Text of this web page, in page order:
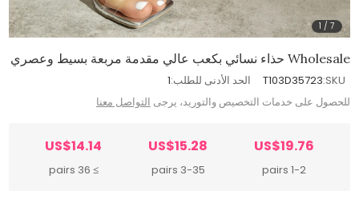
1 /7
Wholesale حذاء نسائي بكعب عالي مقدمة مربعة بسيط وعصري
SKU:
T103D35723 الحد الأدنى للطلب:1
للحصول على خدمات التخصيص والتوريد، يرجى التواصل معنا
US$19.76
1-2 pairs
US$15.28
3-35 pairs
US$14.14
≥ 36 pairs